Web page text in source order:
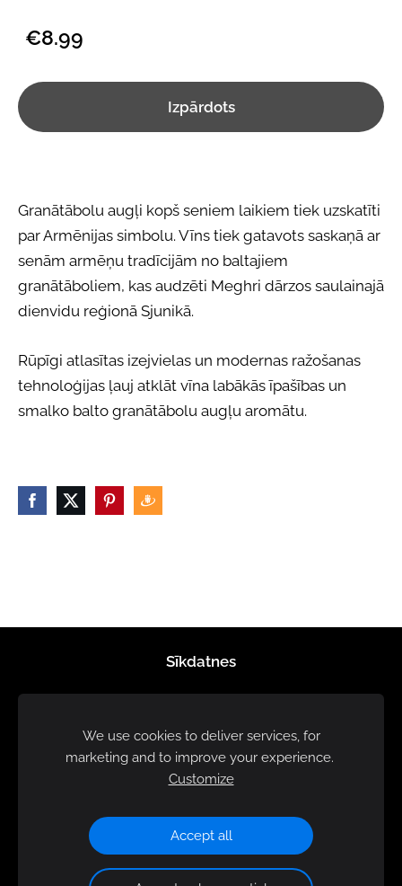
€8.99
Izpārdots
Granātābolu augļi kopš seniem laikiem tiek uzskatīti
par Armēnijas simbolu. Vīns tiek gatavots saskaņā ar
senām armēņu tradīcijām no baltajiem
granātāboliem, kas audzēti Meghri dārzos saulainajā
dienvidu reģionā Sjunikā.
Rūpīgi atlasītas izejvielas un modernas ražošanas
tehnoloģijas ļauj atklāt vīna labākās īpašības un
smalko balto granātābolu augļu aromātu.
Sīkdatnes
We use cookies to deliver services, for
marketing and to improve your experience.
Customize
Accept all